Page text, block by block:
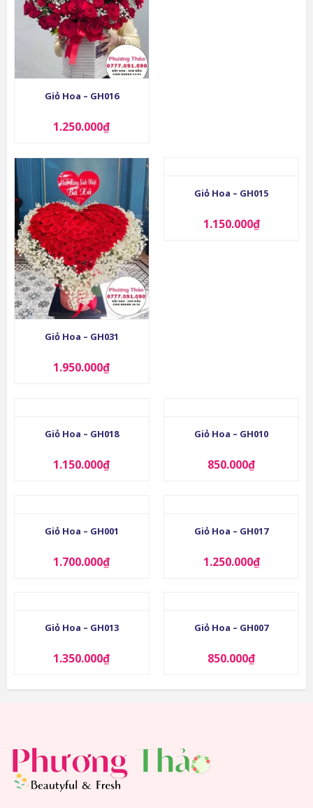
Giỏ Hoa – GH016
1.250.000₫
Giỏ Hoa – GH031
1.950.000₫
Giỏ Hoa – GH015
1.150.000₫
Giỏ Hoa – GH018
1.150.000₫
Giỏ Hoa – GH010
850.000₫
Giỏ Hoa – GH001
1.700.000₫
Giỏ Hoa – GH017
1.250.000₫
Giỏ Hoa – GH013
1.350.000₫
Giỏ Hoa – GH007
850.000₫